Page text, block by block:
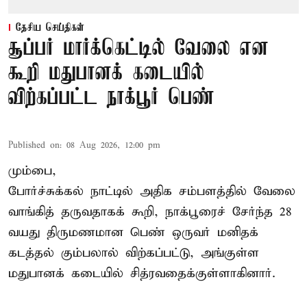
தேசிய செய்திகள்
சூப்பர் மார்க்கெட்டில் வேலை என
கூறி மதுபானக் கடையில்
விற்கப்பட்ட நாக்பூர் பெண்
Published on: 08 Aug 2026, 12:00 pm
மும்பை,
போர்ச்சுக்கல் நாட்டில் அதிக சம்பளத்தில் வேலை
வாங்கித் தருவதாகக் கூறி, நாக்பூரைச் சேர்ந்த 28
வயது திருமணமான பெண் ஒருவர் மனிதக்
கடத்தல் கும்பலால் விற்கப்பட்டு, அங்குள்ள
மதுபானக் கடையில் சித்ரவதைக்குள்ளாகினார்.